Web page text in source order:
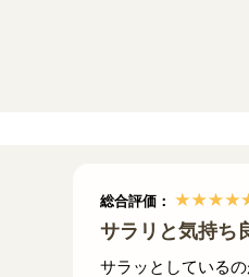
総合評価：
サラリと気持ち
サラッとしているの